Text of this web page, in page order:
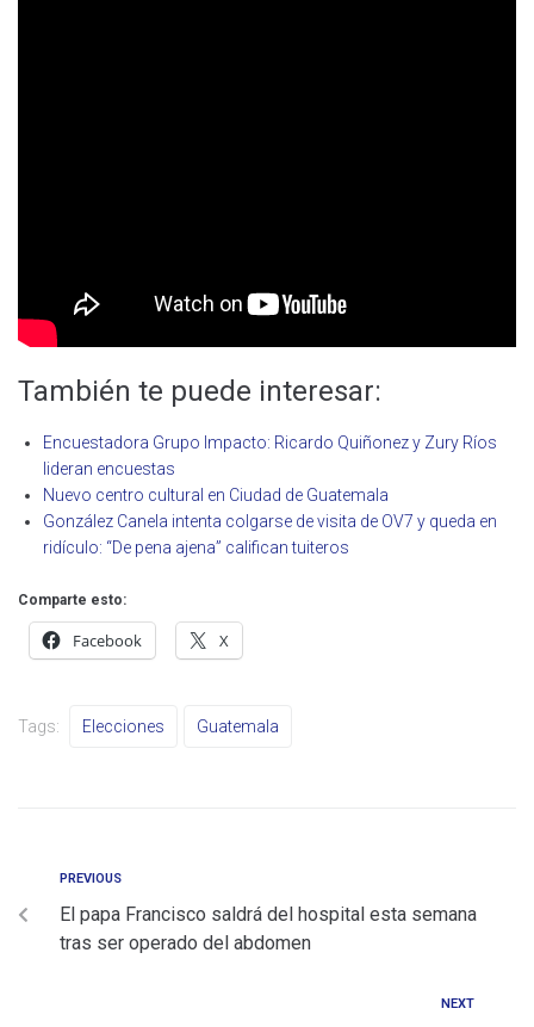
También te puede interesar:
Encuestadora Grupo Impacto: Ricardo Quiñonez y Zury Ríos
lideran encuestas
Nuevo centro cultural en Ciudad de Guatemala
González Canela intenta colgarse de visita de OV7 y queda en
ridículo: “De pena ajena” califican tuiteros
Comparte esto:
Facebook X
Tags: Elecciones Guatemala
PREVIOUS
El papa Francisco saldrá del hospital esta semana
tras ser operado del abdomen
NEXT